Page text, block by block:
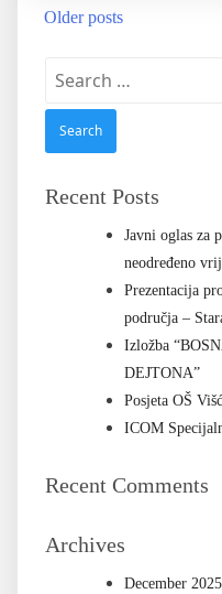
Older posts
Recent Posts
Javni oglas za
neodređeno
Prezentacija
područja –
Izložba
DEJTONA”
Posjeta OŠ
ICOM
Recent Comments
Archives
December 2025